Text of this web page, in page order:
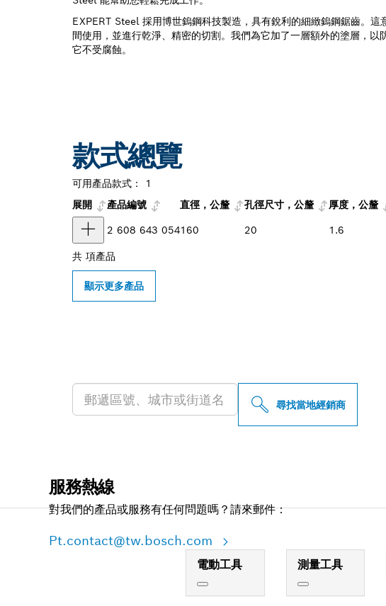
EXPERT Steel 採用博世鎢鋼科技製造，具有銳利的細緻鎢鋼鋸齒。這
間使用，並進行乾淨、精密的切割。我們為它加了一層額外的塗層，以
它不受腐蝕。
款式總覽
可用產品款式：
1
展開
產品編號 直徑，公釐 孔徑尺寸，公釐 厚度，公釐
2 608 643 054160 20 1.6
共 項產品
顯示更多產品
尋找當地經銷商
服務熱線
對我們的產品或服務有任何問題嗎？請來郵件：
Pt.contact@tw.bosch.com
電動工具 測量工具